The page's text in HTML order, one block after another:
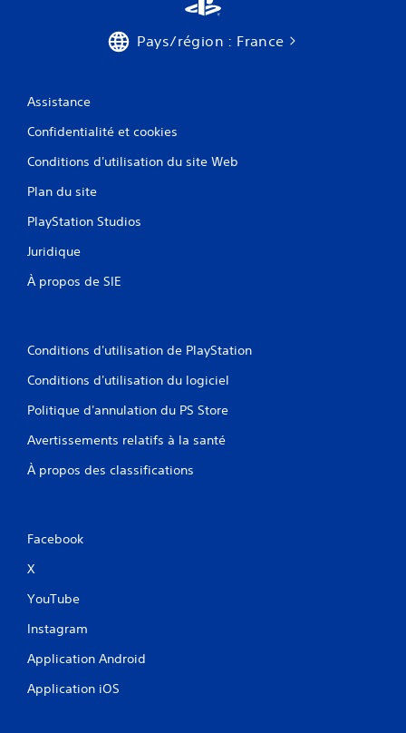
Pays/région : France
Assistance
Confidentialité et cookies
Conditions d'utilisation du site Web
Plan du site
PlayStation Studios
Juridique
À propos de SIE
Conditions d'utilisation de PlayStation
Conditions d'utilisation du logiciel
Politique d'annulation du PS Store
Avertissements relatifs à la santé
À propos des classifications
Facebook
X
YouTube
Instagram
Application Android
Application iOS